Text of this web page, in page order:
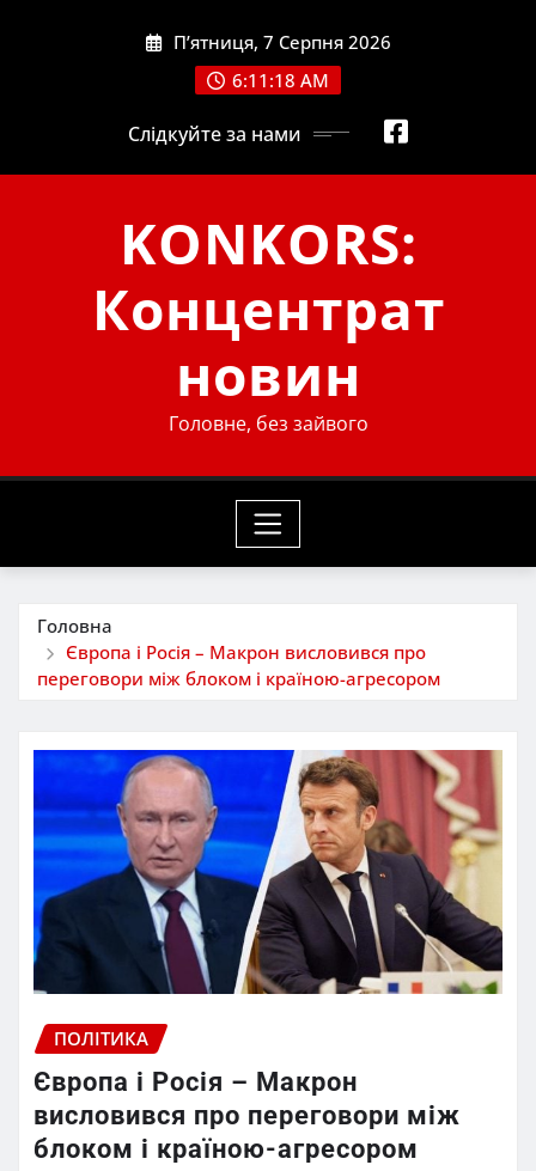
П’ятниця, 7 Серпня 2026
6:11:20 AM
Слідкуйте за нами
KONKORS:
Концентрат
новин
Головне, без зайвого
Головна
Європа і Росія – Макрон висловився про
переговори між блоком і країною-агресором
ПОЛІТИКА
Європа і Росія – Макрон
висловився про переговори між
блоком і країною-агресором